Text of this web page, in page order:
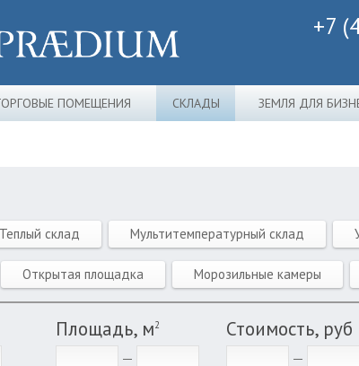
+7
ПОМЕЩЕНИЯ СКЛАДЫ ЗЕМЛЯ ДЛЯ
Теплый склад Мультитемпературный склад
Открытая площадка Морозильные камеры
Площадь, м2 Стоимость, руб